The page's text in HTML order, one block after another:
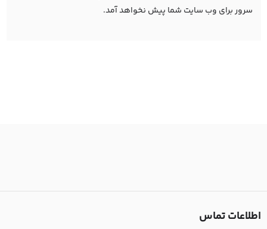
سرور برای وب سایت شما پیش نخواهد آمد.
اطلاعات تماس